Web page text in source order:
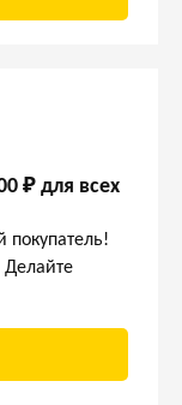
₽ для всех
Делайте